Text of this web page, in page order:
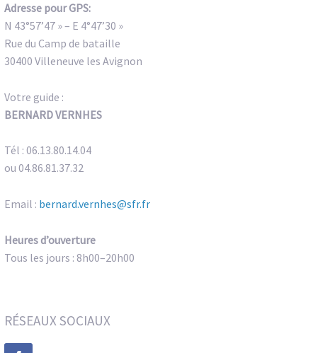
Adresse pour GPS:
N 43°57’47 » – E 4°47’30 »
Rue du Camp de bataille
30400 Villeneuve les Avignon
Votre guide :
BERNARD VERNHES
Tél : 06.13.80.14.04
ou 04.86.81.37.32
Email : bernard.vernhes@sfr.fr
Heures d’ouverture
Tous les jours : 8h00–20h00
RÉSEAUX SOCIAUX